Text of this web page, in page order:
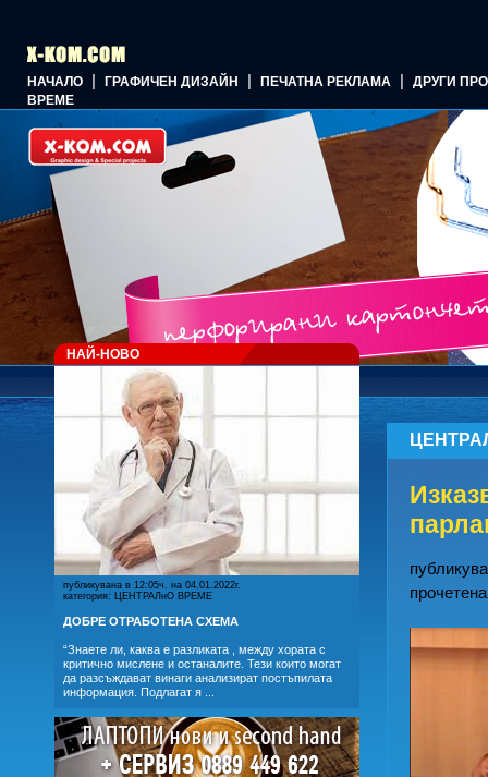
НАЧАЛО | ГРАФИЧЕН ДИЗАЙН | ПЕЧАТНА РЕКЛАМА |
ДРУГИ
ВРЕМЕ
НАЙ-НОВО
публикувана в 12:05ч. на 04.01.2022г.
категория: ЦЕНТРАЛнО ВРЕМЕ
ДОБРЕ ОТРАБОТЕНА СХЕМА
“Знаете ли, каква е разликата , между хората с
критично мислене и останалите. Тези които могат
да разсъждават винаги анализират постъпилата
информация. Подлагат я ...